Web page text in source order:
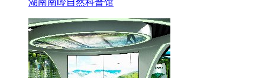
湖南南岭自然科普馆